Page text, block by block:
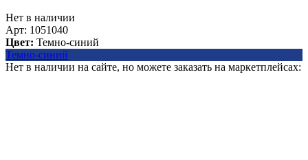
Нет в наличии
Арт: 1051040
Цвет: Темно-синий
Темно-синий
Нет в наличии на сайте, но можете заказать на маркетплейсах: